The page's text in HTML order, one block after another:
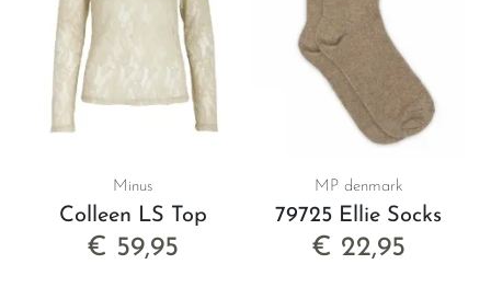
Minus
Colleen LS Top
€ 59,95
MP denmark
79725 Ellie Socks
€ 22,95